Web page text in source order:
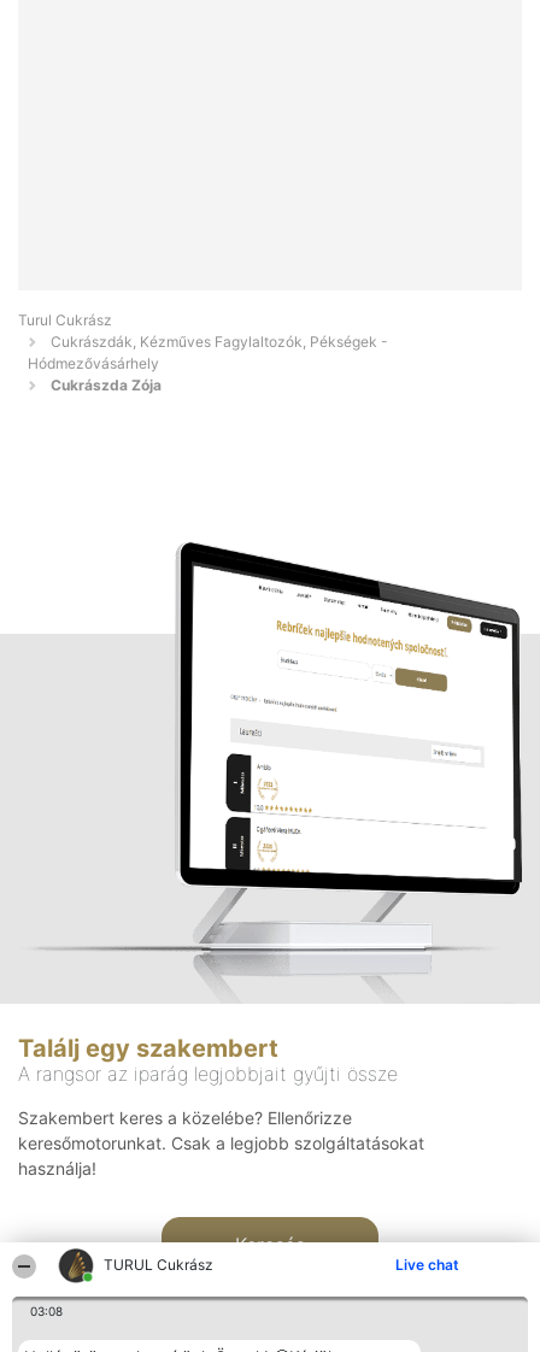
TURUL Cukrász Live chat
03:08
Turul Cukrász
Cukrászdák, Kézműves Fagylaltozók, Pékségek -
Hódmezővásárhely
Cukrászda Zója
Találj egy szakembert
A rangsor az iparág legjobbjait gyűjti össze
Szakembert keres a közelébe? Ellenőrizze
keresőmotorunkat. Csak a legjobb szolgáltatásokat
használja!
Keresés